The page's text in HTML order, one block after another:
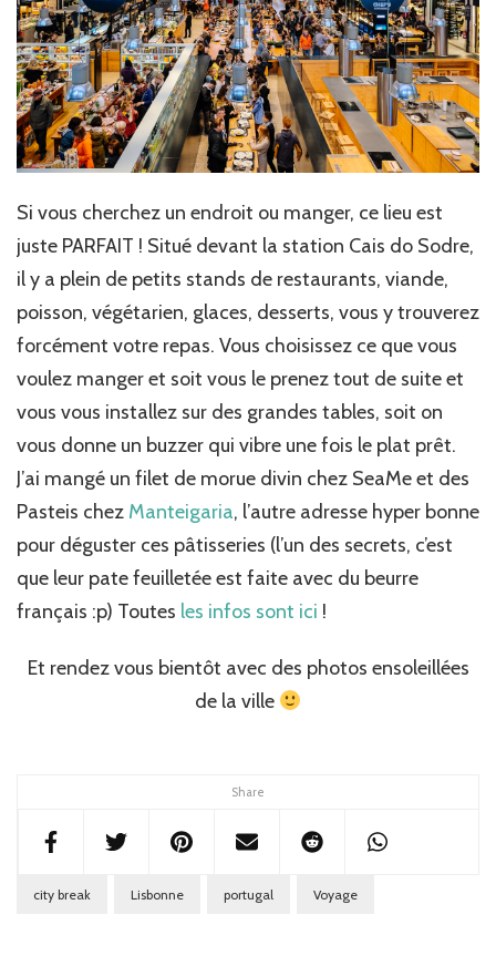
Share
Si vous cherchez un endroit ou manger, ce lieu est
juste PARFAIT ! Situé devant la station Cais do Sodre,
il y a plein de petits stands de restaurants, viande,
poisson, végétarien, glaces, desserts, vous y trouverez
forcément votre repas. Vous choisissez ce que vous
voulez manger et soit vous le prenez tout de suite et
vous vous installez sur des grandes tables, soit on
vous donne un buzzer qui vibre une fois le plat prêt.
J’ai mangé un filet de morue divin chez SeaMe et des
Pasteis chez Manteigaria, l’autre adresse hyper bonne
pour déguster ces pâtisseries (l’un des secrets, c’est
que leur pate feuilletée est faite avec du beurre
français :p) Toutes les infos sont ici !
Et rendez vous bientôt avec des photos ensoleillées
de la ville
city break Lisbonne portugal Voyage